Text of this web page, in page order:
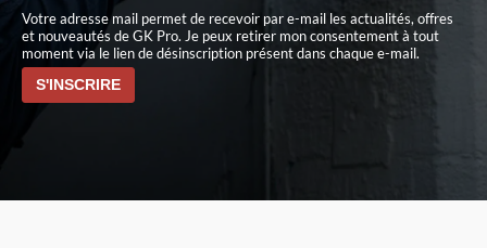
Votre adresse mail permet de recevoir par e-mail les actualités, offres
et nouveautés de GK Pro. Je peux retirer mon consentement à tout
moment via le lien de désinscription présent dans chaque e-mail.